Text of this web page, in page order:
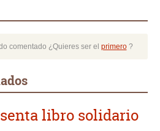
comentado ¿Quieres ser el primero?
libro solidario